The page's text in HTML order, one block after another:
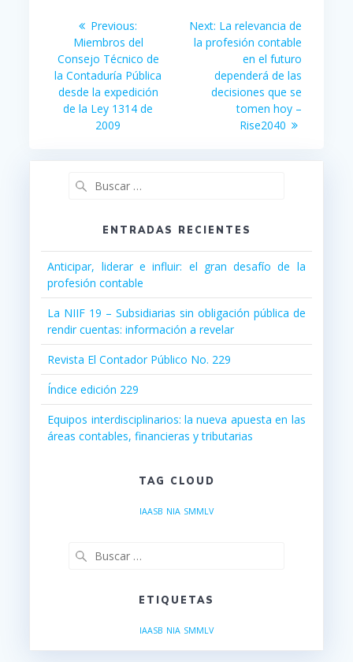
Navegación
entradas
Previous:
post:
Miembros del
Consejo Técnico de
la Contaduría Pública
desde la expedición
de la Ley 1314 de
2009
Next: Next
post:
La relevancia de
la profesión contable
en el futuro
dependerá de las
decisiones que se
tomen hoy –
Rise2040
ENTRADAS RECIENTES
Anticipar, liderar e influir: el gran desafío de la
profesión contable
La NIIF 19 – Subsidiarias sin obligación pública de
rendir cuentas: información a revelar
Revista El Contador Público No. 229
Índice edición 229
Equipos interdisciplinarios: la nueva apuesta en las
áreas contables, financieras y tributarias
TAG CLOUD
IAASB NIA SMMLV
ETIQUETAS
IAASB NIA SMMLV